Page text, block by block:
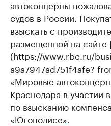
автоконцерны
судов в России.
взыскать с
размещенной на сайте
(https://www.rbc.ru/
a9a7947ad751f4afe?
«Мировые
Краснодара в участии
по взысканию
«Югополисе»